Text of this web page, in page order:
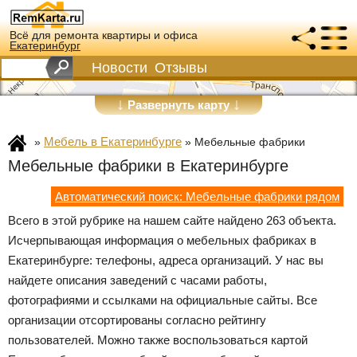
Всё для ремонта квартиры и офиса
Екатеринбург
Новости Отзывы
↓Развернуть карту↓
» Мебель в Екатеринбурге » Мебельные фабрики
Мебельные фабрики в Екатеринбурге
Автоматический поиск: Мебельные фабрики рядом
Всего в этой рубрике на нашем сайте найдено 263 объекта.
Исчерпывающая информация о мебельных фабриках в
Екатеринбурге: телефоны, адреса организаций. У нас вы
найдете описания заведений с часами работы,
фотографиями и ссылками на официальные сайты. Все
организации отсортированы согласно рейтингу
пользователей. Можно также воспользоваться картой